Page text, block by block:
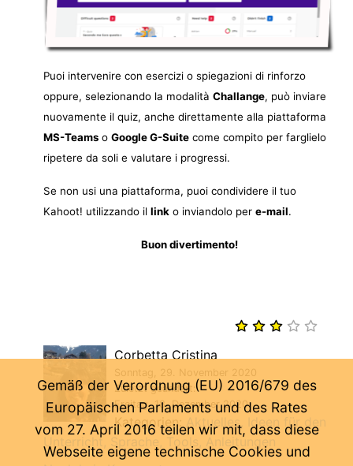
Puoi intervenire con esercizi o spiegazioni di rinforzo
oppure, selezionando la modalità Challange, può inviare
nuovamente il quiz, anche direttamente alla piattaforma
MS-Teams o Google G-Suite come compito per farglielo
ripetere da soli e valutare i progressi.
Se non usi una piattaforma, puoi condividere il tuo
Kahoot! utilizzando il link o inviandolo per e-mail.
Buon divertimento!
Corbetta Cristina
Sonntag, 29. November 2020
Zuletzt geändert:
Freitag, 18. Dezember 2020
Kategorien: Aktuelles
Ideen für den
Unterricht
Sprache Tools Anleitungen
Gemäß der Verordnung (EU) 2016/679 des
Europäischen Parlaments und des Rates
vom 27. April 2016 teilen wir mit, dass diese
Webseite eigene technische Cookies und